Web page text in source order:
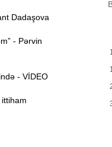
Dadaşova
- Pərvin
- VİDEO
ittiham